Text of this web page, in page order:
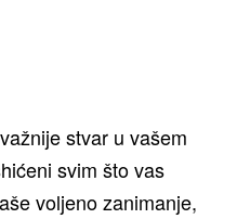
stvar u vašem
svim što vas
voljeno zanimanje,